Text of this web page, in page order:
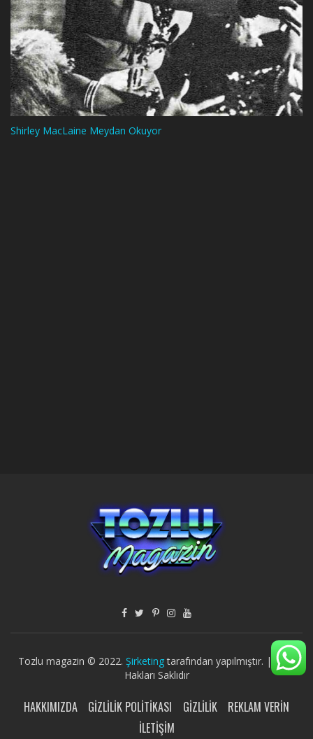
Shirley MacLaine Meydan Okuyor
Tozlu magazin © 2022. Şirketingtarafından yapılmıştır. | Tüm
Hakları Saklıdır
HAKKIMIZDA GIZLILIK POLITIKASI GIZLILIK
REKLAM VERIN
İLETIŞIM